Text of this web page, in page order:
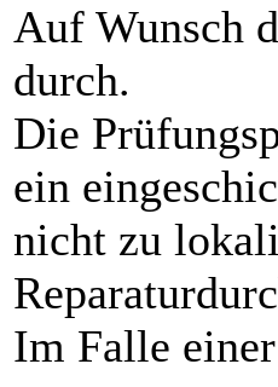
Auf Wunsch
durch.
Die
ein
nicht zu
Im Falle